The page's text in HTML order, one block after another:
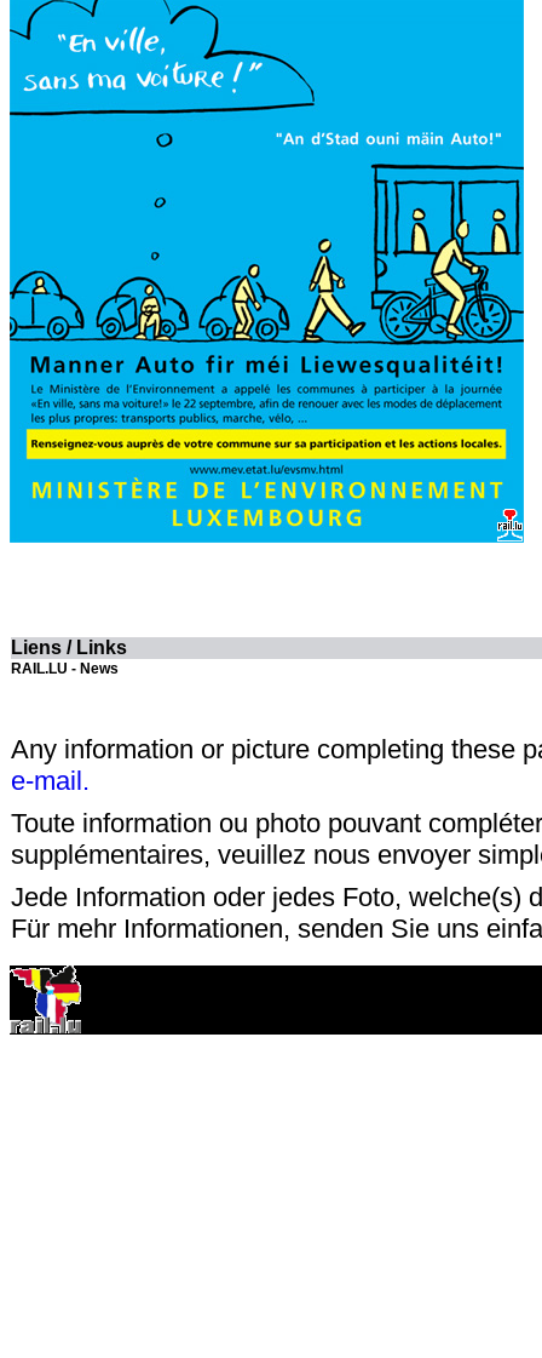
Liens / Links
RAIL.LU - News
Any information or picture completing these
e-mail.
Toute information ou photo pouvant
supplémentaires, veuillez nous envoyer
Jede Information oder jedes Foto, welche(s)
Für mehr Informationen, senden Sie uns